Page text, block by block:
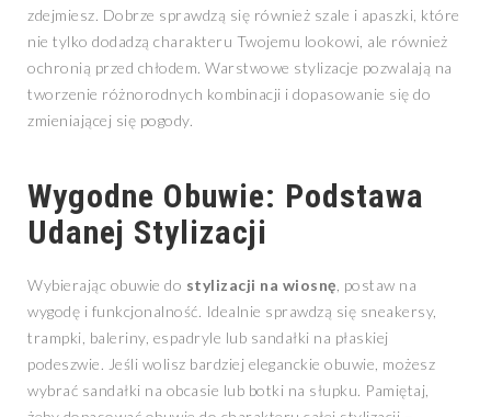
zdejmiesz. Dobrze sprawdzą się również szale i apaszki, które
nie tylko dodadzą charakteru Twojemu lookowi, ale również
ochronią przed chłodem. Warstwowe stylizacje pozwalają na
tworzenie różnorodnych kombinacji i dopasowanie się do
zmieniającej się pogody.
Wygodne Obuwie: Podstawa
Udanej Stylizacji
Wybierając obuwie do stylizacji na wiosnę , postaw na
wygodę i funkcjonalność. Idealnie sprawdzą się sneakersy,
trampki, baleriny, espadryle lub sandałki na płaskiej
podeszwie. Jeśli wolisz bardziej eleganckie obuwie, możesz
wybrać sandałki na obcasie lub botki na słupku. Pamiętaj,